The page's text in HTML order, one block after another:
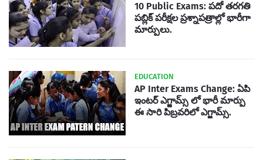
10 Public Exams: పదో తరగతి
పబ్లిక్‌ పరీక్షల ప్రశ్నాపత్రాల్లో భారీగా
మార్పులు.
EDUCATION
AP Inter Exams Change: ఏపి
ఇంటర్ ఎగ్జామ్స్ లో భారీ మార్పు
ఈ సారి పిబ్రవరిలో ఎగ్జామ్స్.